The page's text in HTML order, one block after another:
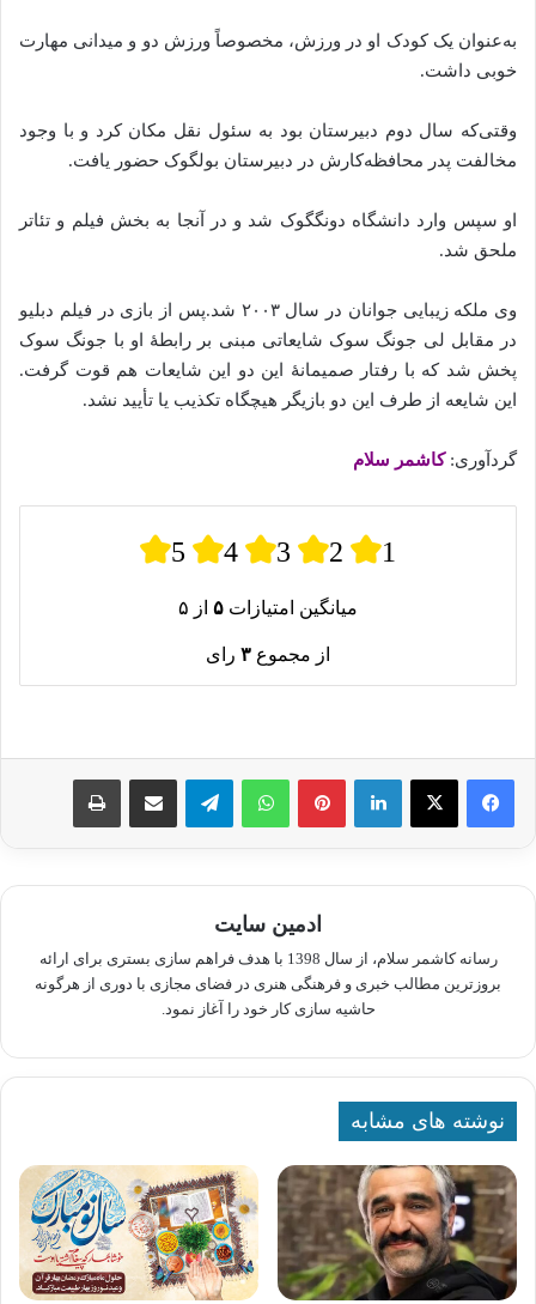
به‌عنوان یک کودک او در ورزش، مخصوصاً ورزش دو و میدانی مهارت
خوبی داشت.
وقتی‌که سال دوم دبیرستان بود به سئول نقل مکان کرد و با وجود
مخالفت پدر محافظه‌کارش در دبیرستان بولگوک حضور یافت.
او سپس وارد دانشگاه دونگگوک شد و در آنجا به بخش فیلم و تئاتر
ملحق شد.
وی ملکه زیبایی جوانان در سال ۲۰۰۳ شد.پس از بازی در فیلم دبلیو
در مقابل لی جونگ سوک شایعاتی مبنی بر رابطهٔ او با جونگ سوک
پخش شد که با رفتار صمیمانهٔ این دو این شایعات هم قوت گرفت.
این شایعه از طرف این دو بازیگر هیچگاه تکذیب یا تأیید نشد.
گردآوری:کاشمر سلام
5 4 3 2 1
میانگین امتیازات ۵ از ۵
از مجموع ۳ رای
لینکدین پینترستواتس آپ تلگرام اشتراک گذاری از طریق ایمیل چاپ
ادمین سایت
رسانه کاشمر سلام، از سال 1398 با هدف فراهم سازی بستری برای ارائه
بروزترین مطالب خبری و فرهنگی هنری در فضای مجازی با دوری از هرگونه
حاشیه سازی کار خود را آغاز نمود.
نوشته های مشابه